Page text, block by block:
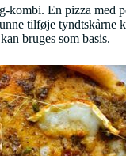
En pizza med
tilføje
bruges som basis.